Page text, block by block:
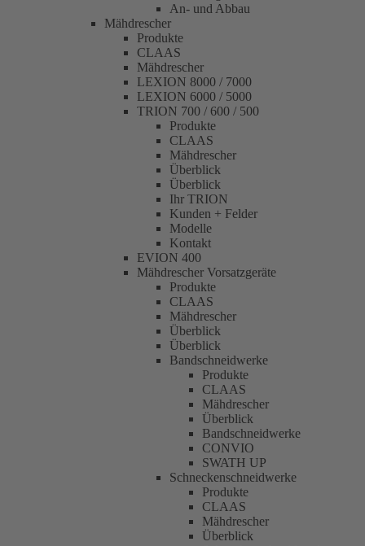
An- und Abbau
Mähdrescher
Produkte
CLAAS
Mähdrescher
LEXION 8000 / 7000
LEXION 6000 / 5000
TRION 700 / 600 / 500
Produkte
CLAAS
Mähdrescher
Überblick
Überblick
Ihr TRION
Kunden + Felder
Modelle
Kontakt
EVION 400
Mähdrescher Vorsatzgeräte
Produkte
CLAAS
Mähdrescher
Überblick
Überblick
Bandschneidwerke
Produkte
CLAAS
Mähdrescher
Überblick
Bandschneidwerke
CONVIO
SWATH UP
Schneckenschneidwerke
Produkte
CLAAS
Mähdrescher
Überblick